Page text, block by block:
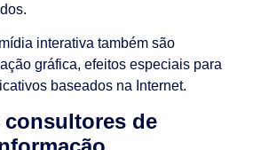
interativa também são
gráfica, efeitos especiais para
baseados na Internet.
consultores de